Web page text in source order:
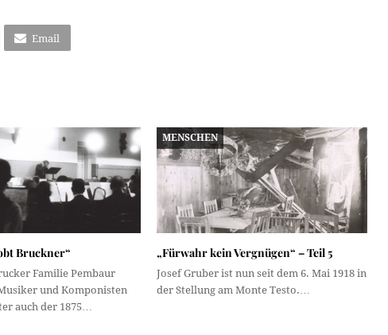
Email
Bruckner“
Familie Pembaur
und Komponisten
auch der 1875…
MENSCHEN
„Fürwahr kein Vergnügen“ – Teil 5
Josef Gruber ist nun seit dem 6. Mai 1918 in
der Stellung am Monte Testo.…